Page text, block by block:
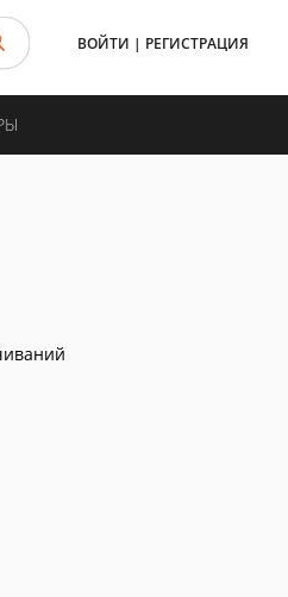
ВОЙТИ | РЕГИСТРАЦИЯ